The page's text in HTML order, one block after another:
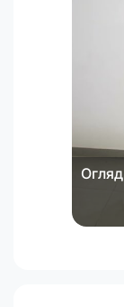
Огляд